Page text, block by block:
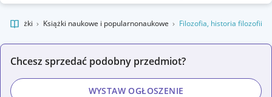
Książki Książki naukowe i popularnonaukowe Filozofia, historia filozofii
Chcesz sprzedać podobny przedmiot?
WYSTAW OGŁOSZENIE